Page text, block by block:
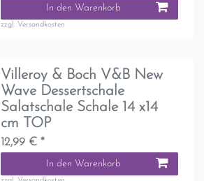
In den Warenkorb
zzgl. Versandkosten
Villeroy & Boch V&B New
Wave Dessertschale
Salatschale Schale 14 x14
cm TOP
12,99 € *
In den Warenkorb